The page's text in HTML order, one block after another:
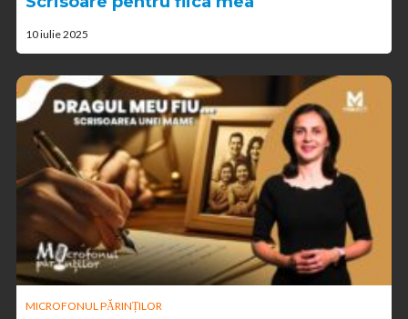
10 iulie 2025
MICROFONUL PĂRINȚILOR